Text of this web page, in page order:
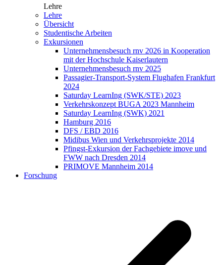
Lehre
Lehre
Übersicht
Studentische Arbeiten
Exkursionen
Unternehmensbesuch rnv 2026 in Kooperation
mit der Hochschule Kaiserlautern
Unternehmensbesuch rnv 2025
Passagier-Transport-System Flughafen Frankfurt
2024
Saturday LearnIng (SWK/STE) 2023
Verkehrskonzept BUGA 2023 Mannheim
Saturday LearnIng (SWK) 2021
Hamburg 2016
DFS / EBD 2016
Midibus Wien und Verkehrsprojekte 2014
Pfingst-Exkursion der Fachgebiete imove und
FWW nach Dresden 2014
PRIMOVE Mannheim 2014
Forschung